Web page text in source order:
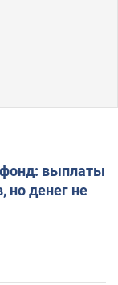
выплаты
но денег не